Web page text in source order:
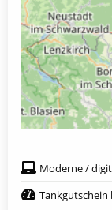
Moderne /
Tankgutschein